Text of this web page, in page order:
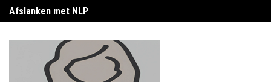
Skip
to
Afslanken met NLP